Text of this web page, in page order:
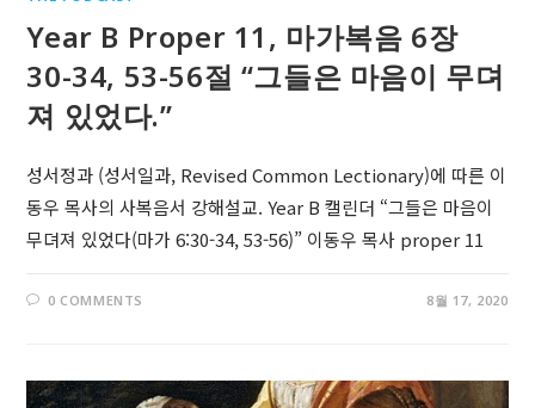
Year B Proper 11, 마가복음 6장
30-34, 53-56절 “그들은 마음이 무뎌
져 있었다.”
성서정과 (성서일과, Revised Common Lectionary)에 따른 이
동우 목사의 사복음서 강해설교. Year B 캘린더 “그들은 마음이
무뎌져 있었다(마가 6:30-34, 53-56)” 이동우 목사 proper 11
0 COMMENTS 8월 17, 2020